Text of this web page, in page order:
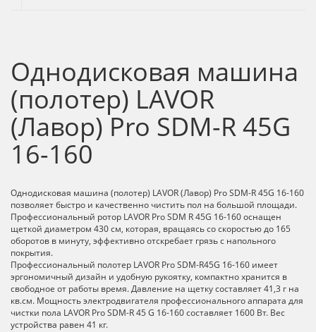
Однодисковая машина
(полотер) LAVOR
(Лавор) Pro SDM-R 45G
16-160
Однодисковая машина (полотер) LAVOR (Лавор) Pro SDM-R 45G 16-160
позволяет быстро и качественно чистить пол на большой площади.
Профессиональный ротор LAVOR Pro SDM R 45G 16-160 оснащен
щеткой диаметром 430 см, которая, вращаясь со скоростью до 165
оборотов в минуту, эффективно отскребает грязь с напольного
покрытия.
Профессиональный полотер LAVOR Pro SDM-R45G 16-160 имеет
эргономичный дизайн и удобную рукоятку, компактно хранится в
свободное от работы время. Давление на щетку составляет 41,3 г на
кв.см. Мощность электродвигателя профессионального аппарата для
чистки пола LAVOR Pro SDM-R 45 G 16-160 составляет 1600 Вт. Вес
устройства равен 41 кг.